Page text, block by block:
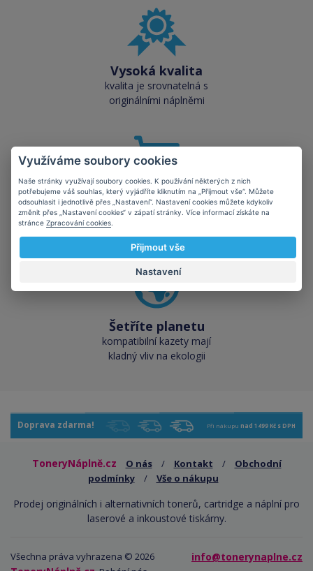
Vysoká kvalita
kvalita je srovnatelná s
originálními náplněmi
Skladem téměř vše
přes 50 000 skladových
zásob pro okamžitý odběr
Šetříte planetu
kompatibilní kazety mají
kladný vliv na ekologii
Doprava zdarma! Při nákupu nad 1499 Kč s DPH
ToneryNáplně.cz O nás / Kontakt /
Obchodní
podmínky
/ Vše o nákupu
Prodej originálních i alternativních tonerů, cartridge a náplní pro
laserové a inkoustové tiskárny.
info@tonerynaplne.cz
Všechna práva vyhrazena © 2026
Využíváme soubory cookies
Naše stránky využívají soubory cookies. K používání některých z nich
potřebujeme váš souhlas, který vyjádříte kliknutím na „Přijmout vše“. Můžete
odsouhlasit i jednotlivě přes „Nastavení“. Nastavení cookies můžete kdykoliv
změnit přes „Nastavení cookies“ v zápatí stránky. Více informací získáte na
stránce Zpracování cookies
Přijmout vše
Nastavení